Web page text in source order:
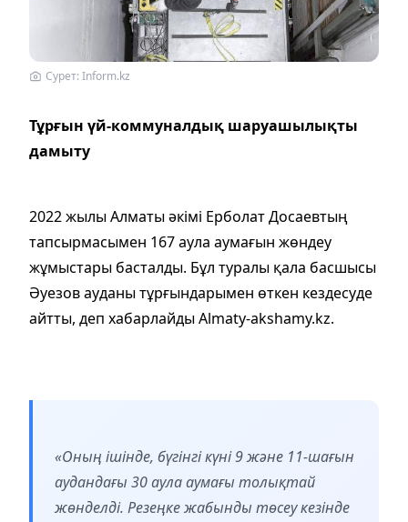
Сурет: Inform.kz
Тұрғын үй-коммуналдық шаруашылықты
дамыту
2022 жылы Алматы әкімі Ерболат Досаевтың
тапсырмасымен 167 аула аумағын жөндеу
жұмыстары басталды. Бұл туралы қала басшысы
Әуезов ауданы тұрғындарымен өткен кездесуде
айтты, деп хабарлайды Almaty-akshamy.kz.
«Оның ішінде, бүгінгі күні 9 және 11-шағын
аудандағы 30 аула аумағы толықтай
жөнделді. Резеңке жабынды төсеу кезінде